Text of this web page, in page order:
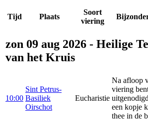
Tijd Plaats
Soort
viering
zon 09 aug 2026 - Heilige
van het Kruis
10:00
Sint Petrus-
Basiliek
Oirschot
Eucharistie
Na afloop
viering
een kopje
thee in de